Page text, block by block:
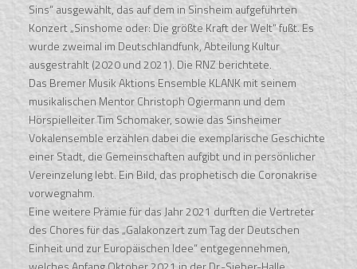
Sins“ ausgewählt, das auf dem in Sinsheim aufgeführten
Konzert „Sinshome oder: Die größte Kraft der Welt“ fußt. Es
wurde zweimal im Deutschlandfunk, Abteilung Kultur
ausgestrahlt (2020 und 2021). Die RNZ berichtete.
Das Bremer Musik Aktions Ensemble KLANK mit seinem
musikalischen Mentor Christoph Ogiermann und dem
Hörspielleiter Tim Schomaker, sowie das Sinsheimer
Vokalensemble erzählen dabei die exemplarische Geschichte
einer Stadt, die Gemeinschaften aufgibt und in persönlicher
Vereinzelung lebt. Ein Bild, das prophetisch die Coronakrise
vorwegnahm.
Eine weitere Prämie für das Jahr 2021 durften die Vertreter
des Chores für das „Galakonzert zum Tag der Deutschen
Einheit und zur Europäischen Idee“ entgegennehmen,